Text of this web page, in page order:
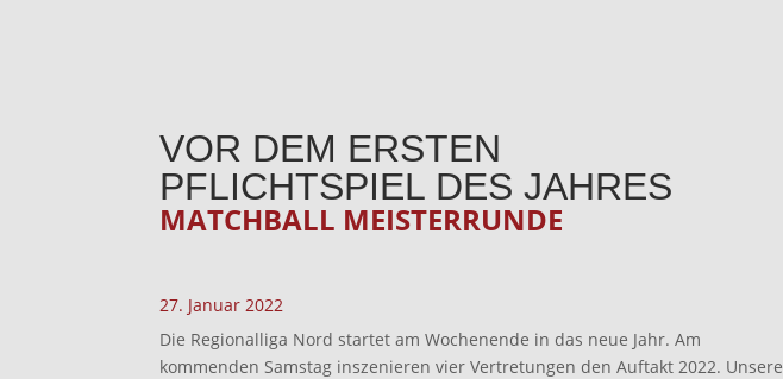
VOR DEM ERSTEN
PFLICHTSPIEL DES JAHRES
MATCHBALL MEISTERRUNDE
27. Januar 2022
Die Regionalliga Nord startet am Wochenende in das neue Jahr. Am
kommenden Samstag inszenieren vier Vertretungen den Auftakt 2022. Unsere